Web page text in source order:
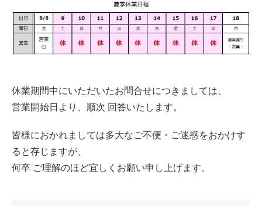
休業期間中にいただいたお問合せにつきましては、
営業開始日より、順次 回答いたします。
皆様におかれましては多大なご不便・ご迷惑をおかけす
ると存じますが、
何卒 ご理解のほど宜しくお願い申し上げます。